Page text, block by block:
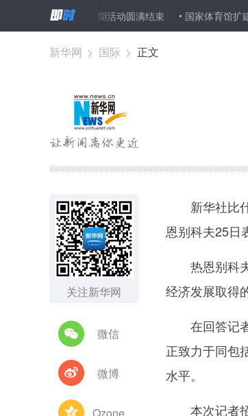
师天津行”第一期活动圆满结束 国家体育馆扩建部分
新华网 > 国际 > 正文
关注新华网
微信
微博
新华社比什
恩别科夫25日
热恩别科夫
经济发展取得
在回答记者
正致力于同包
水平。
本次记者招